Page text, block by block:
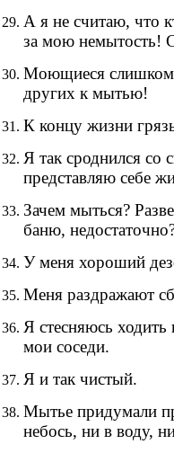
А я не считаю, что
за мою немытость!
Моющиеся слишком
других к мытью!
К концу жизни
Я так сроднился со
представляю себе
Зачем мыться?
баню,
У меня хороший
Меня раздражают
Я стесняюсь
мои соседи.
Я и так чистый.
Мытье придумали
небось, ни в воду,